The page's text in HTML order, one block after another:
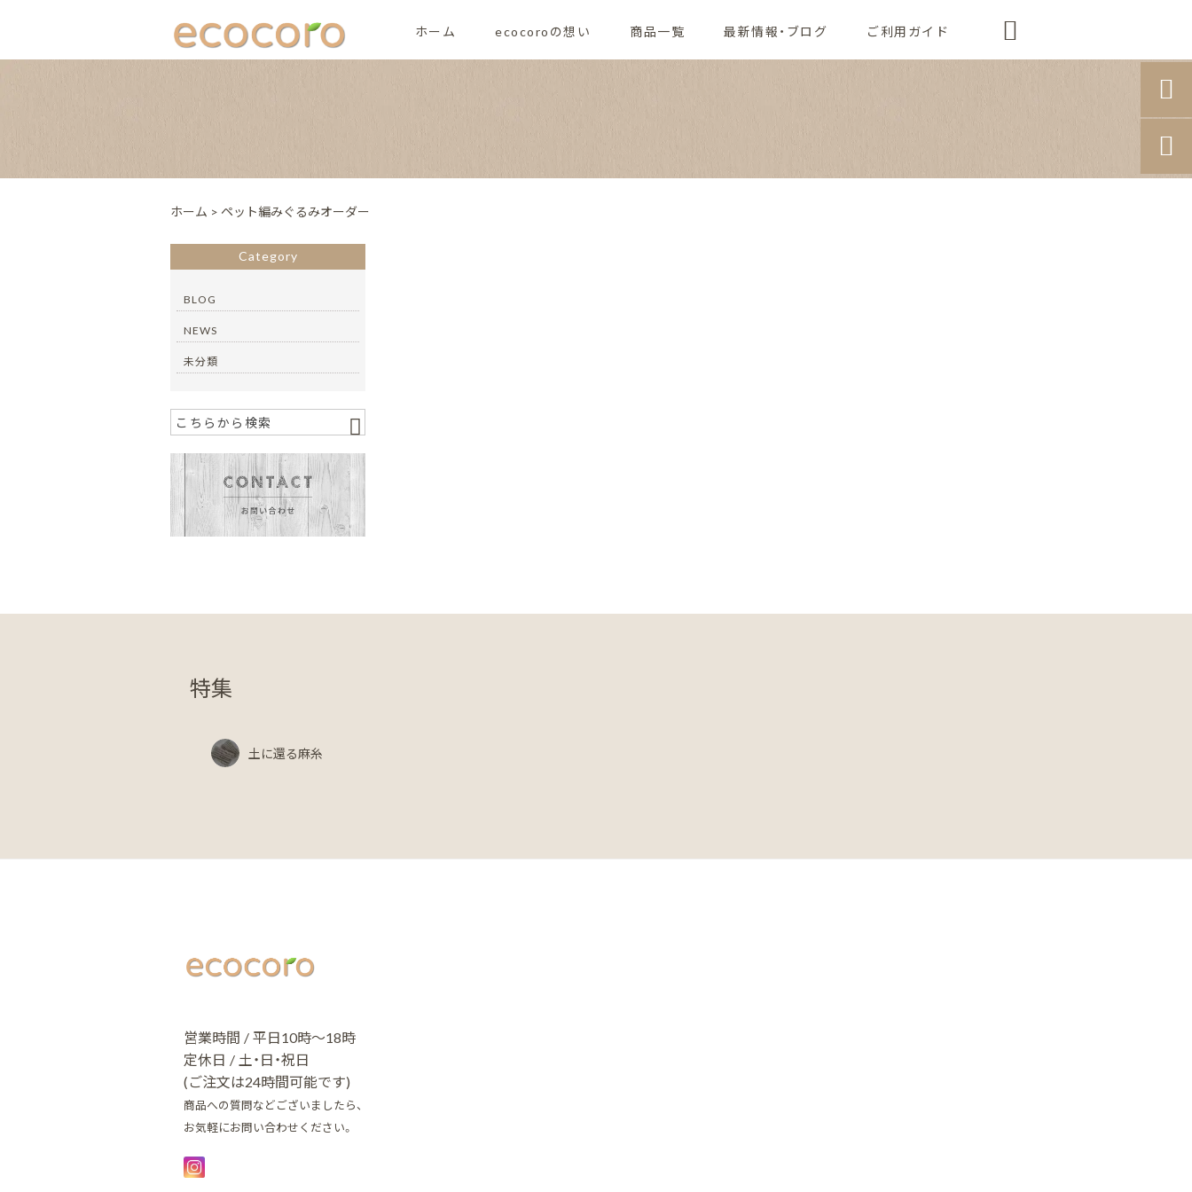
ホーム ecocoroの想い 商品一覧 最新情報・ブログ ご利用ガイド 
ホーム > ペット編みぐるみオーダー
Category
BLOG
NEWS
未分類
特集
土に還る麻糸
営業時間 / 平日10時～18時
定休日 / 土・日・祝日
(ご注文は24時間可能です)
商品への質問などございましたら、
お気軽にお問い合わせください。

